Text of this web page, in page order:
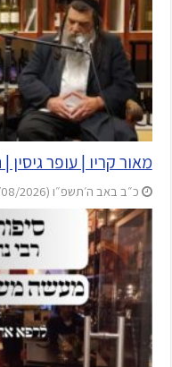
מאור קריו | עופר גיסין |
כ״ב באב ה׳תשפ״ו (05/08/2026)